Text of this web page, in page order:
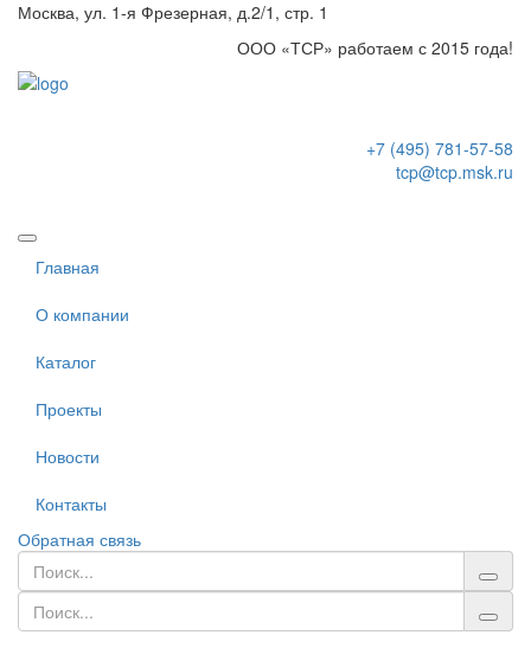
Москва, ул. 1-я Фрезерная, д.2/1, стр. 1
ООО «ТСР» работаем с 2015 года!
+7 (495) 781-57-58
tcp@tcp.msk.ru
Главная
О компании
Каталог
Проекты
Новости
Контакты
Обратная связь